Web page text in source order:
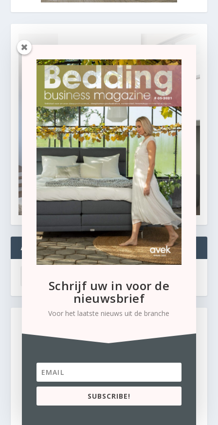
ARCHIEVEN
Schrijf uw in voor de
nieuwsbrief
Voor het laatste nieuws uit de branche
SUBSCRIBE!